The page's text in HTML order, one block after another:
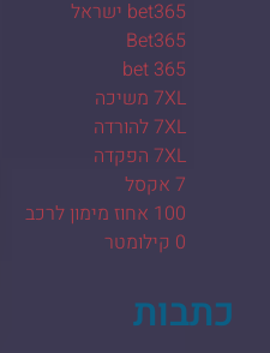
bet365 ישראל
Bet365
bet 365
7XL משיכה
7XL להורדה
7XL הפקדה
7 אקסל
100 אחוז מימון לרכב
0 קילומטר
כתבות